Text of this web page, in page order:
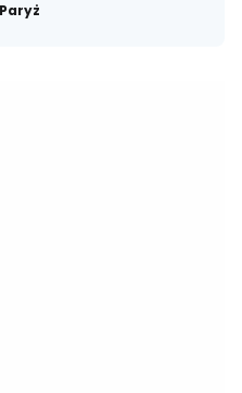
Paryż